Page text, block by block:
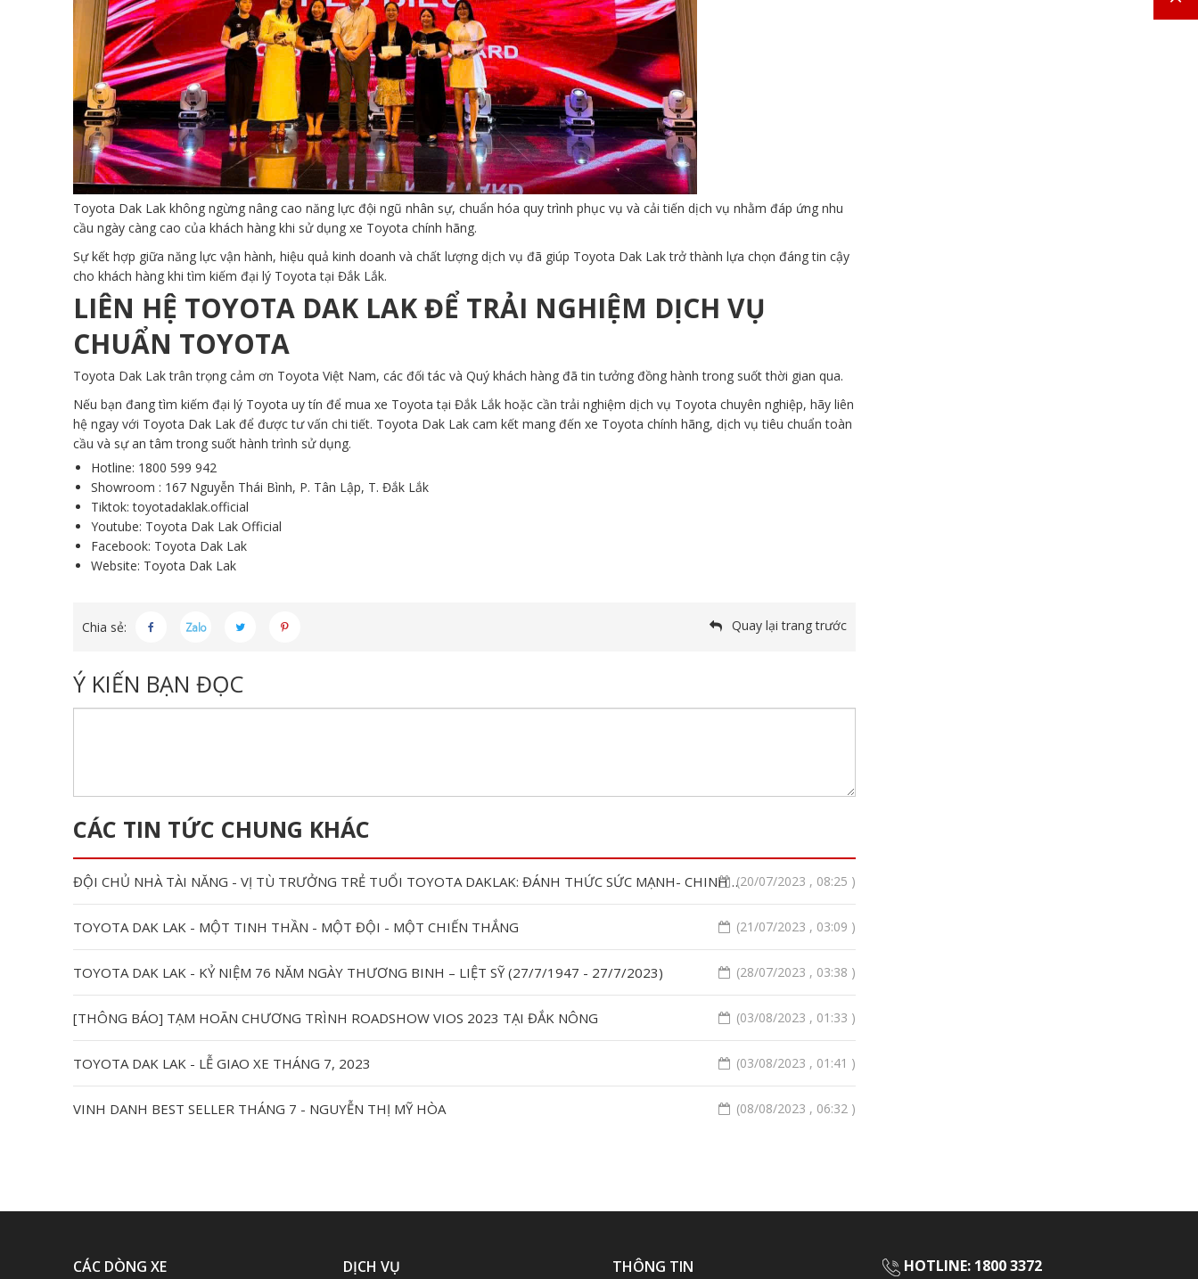
Toyota Dak Lak không ngừng nâng cao năng lực đội ngũ nhân sự, chuẩn hóa quy trình phục vụ và cải tiến dịch vụ nhằm đáp ứng nhu
cầu ngày càng cao của khách hàng khi sử dụng xe Toyota chính hãng.
Sự kết hợp giữa năng lực vận hành, hiệu quả kinh doanh và chất lượng dịch vụ đã giúp Toyota Dak Lak trở thành lựa chọn đáng tin cậy
cho khách hàng khi tìm kiếm đại lý Toyota tại Đắk Lắk.
LIÊN HỆ TOYOTA DAK LAK ĐỂ TRẢI NGHIỆM DỊCH VỤ
CHUẨN TOYOTA
Toyota Dak Lak trân trọng cảm ơn Toyota Việt Nam, các đối tác và Quý khách hàng đã tin tưởng đồng hành trong suốt thời gian qua.
Nếu bạn đang tìm kiếm đại lý Toyota uy tín để mua xe Toyota tại Đắk Lắk hoặc cần trải nghiệm dịch vụ Toyota chuyên nghiệp, hãy liên
hệ ngay với Toyota Dak Lak để được tư vấn chi tiết. Toyota Dak Lak cam kết mang đến xe Toyota chính hãng, dịch vụ tiêu chuẩn toàn
cầu và sự an tâm trong suốt hành trình sử dụng.
Hotline: 1800 599 942
Showroom : 167 Nguyễn Thái Bình, P. Tân Lập, T. Đắk Lắk
Tiktok:toyotadaklak.official
Youtube: Toyota Dak Lak Official
Facebook: Toyota Dak Lak
Website: Toyota Dak Lak
Chia sẻ: Quay lại trang trước
Ý KIẾN BẠN ĐỌC
CÁC TIN TỨC CHUNG KHÁC
ĐỘI CHỦ NHÀ TÀI NĂNG - VỊ TÙ TRƯỞNG TRẺ TUỔI TOYOTA DAKLAK: ĐÁNH THỨC SỨC MẠNH- CHINH PHỤC ĐƯỜNG ĐUA CÙNG HỘI THI TAY NGHỀ TOYOTA 2023!(20/07/2023 , 08:25 )
TOYOTA DAK LAK - MỘT TINH THẦN - MỘT ĐỘI - MỘT CHIẾN THẮNG (21/07/2023 , 03:09 )
TOYOTA DAK LAK - KỶ NIỆM 76 NĂM NGÀY THƯƠNG BINH – LIỆT SỸ (27/7/1947 - 27/7/2023) (28/07/2023 , 03:38 )
[THÔNG BÁO] TẠM HOÃN CHƯƠNG TRÌNH ROADSHOW VIOS 2023 TẠI ĐẮK NÔNG (03/08/2023 , 01:33 )
TOYOTA DAK LAK - LỄ GIAO XE THÁNG 7, 2023 (03/08/2023 , 01:41 )
VINH DANH BEST SELLER THÁNG 7 - NGUYỄN THỊ MỸ HÒA (08/08/2023 , 06:32 )
CÁC DÒNG XE DỊCH VỤ THÔNG TIN HOTLINE: 1800 3372